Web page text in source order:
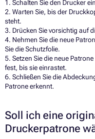
1. Schalten Sie den Drucker
2. Warten Sie, bis der
steht.
3. Drücken Sie vorsichtig auf
4. Nehmen Sie die neue
Sie die Schutzfolie.
5. Setzen Sie die neue
fest, bis sie einrastet.
6. Schließen Sie die
Patrone erkennt.
Soll ich eine
Druckerpatrone